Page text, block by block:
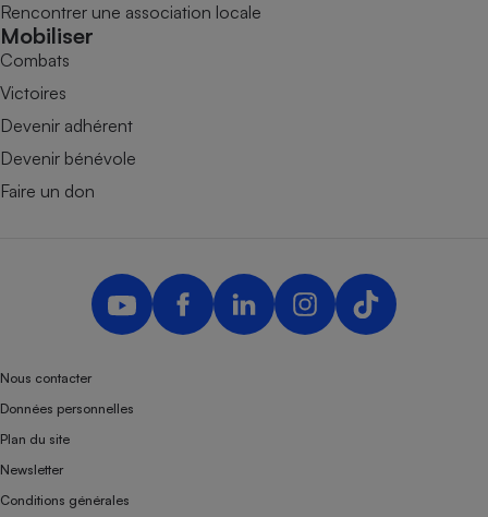
Rencontrer une association locale
Mobiliser
Combats
Victoires
Devenir adhérent
Devenir bénévole
Faire un don
Nous contacter
Données personnelles
Plan du site
Newsletter
Conditions générales